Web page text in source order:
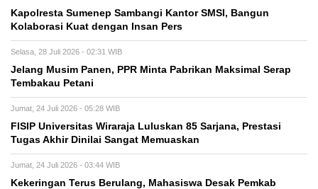
Kapolresta Sumenep Sambangi Kantor SMSI, Bangun
Kolaborasi Kuat dengan Insan Pers
Selasa, 28 Juli 2026 - 02:31 WIB
Jelang Musim Panen, PPR Minta Pabrikan Maksimal Serap
Tembakau Petani
Jumat, 24 Juli 2026 - 05:28 WIB
FISIP Universitas Wiraraja Luluskan 85 Sarjana, Prestasi
Tugas Akhir Dinilai Sangat Memuaskan
Jumat, 24 Juli 2026 - 03:44 WIB
Kekeringan Terus Berulang, Mahasiswa Desak Pemkab